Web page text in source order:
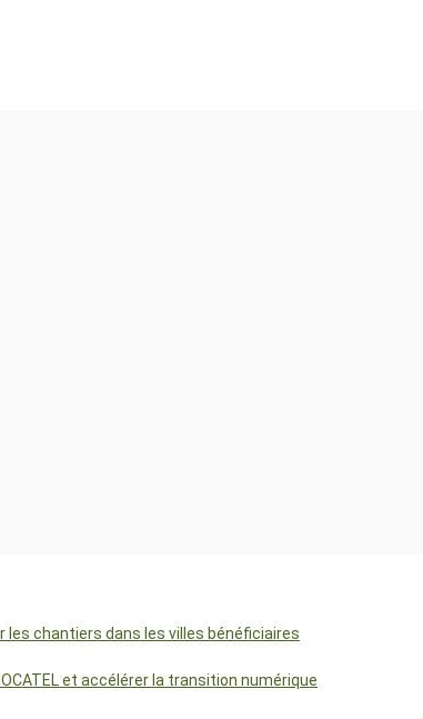
les chantiers dans les villes bénéficiaires
et accélérer la transition numérique